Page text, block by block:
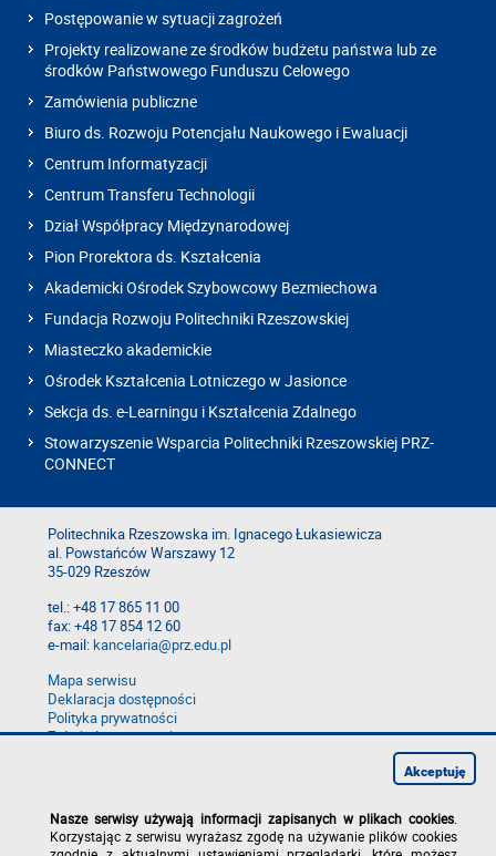
Postępowanie w sytuacji zagrożeń
Projekty realizowane ze środków budżetu państwa lub ze
środków Państwowego Funduszu Celowego
Zamówienia publiczne
Biuro ds. Rozwoju Potencjału Naukowego i Ewaluacji
Centrum Informatyzacji
Centrum Transferu Technologii
Dział Współpracy Międzynarodowej
Pion Prorektora ds. Kształcenia
Akademicki Ośrodek Szybowcowy Bezmiechowa
Fundacja Rozwoju Politechniki Rzeszowskiej
Miasteczko akademickie
Ośrodek Kształcenia Lotniczego w Jasionce
Sekcja ds. e-Learningu i Kształcenia Zdalnego
Stowarzyszenie Wsparcia Politechniki Rzeszowskiej PRZ-
CONNECT
Politechnika Rzeszowska im. Ignacego Łukasiewicza
al. Powstańców Warszawy 12
35-029 Rzeszów
tel.: +48 17 865 11 00
fax: +48 17 854 12 60
e-mail:kancelaria@prz.edu.pl
Mapa serwisu
Deklaracja dostępności
Polityka prywatności
Zgłoś błąd na stronie
Nasze serwisy używają informacji zapisanych w plikach cookies
Korzystając z serwisu wyrażasz zgodę na używanie plików cookies
Akceptuję